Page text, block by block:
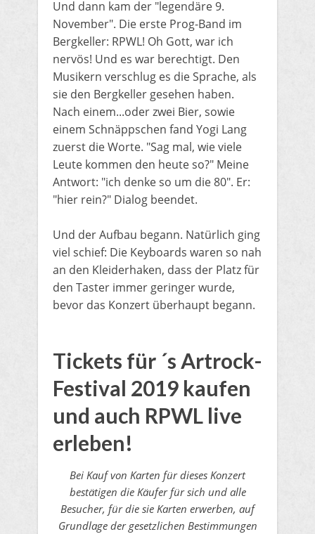
​Und dann kam der "legendäre 9.
November". Die erste Prog-Band im
Bergkeller: RPWL! Oh Gott, war ich
nervös! Und es war berechtigt. Den
Musikern verschlug es die Sprache, als
sie den Bergkeller gesehen haben.
Nach einem...oder zwei Bier, sowie
einem Schnäppschen fand Yogi Lang
zuerst die Worte. "​Sag mal, wie viele
Leute kommen den heute so?" Meine
Antwort: "ich denke so um die 80". Er:
"hier rein?" Dialog beendet.
​Und der Aufbau begann. Natürlich ging
viel schief: Die Keyboards waren so nah
an den Kleiderhaken, dass der Platz für
den Taster immer geringer wurde,
bevor das Konzert überhaupt begann.
Tickets für ´s Artrock-
Festival 2019 kaufen
und auch RPWL live
erleben!
Bei Kauf von Karten für dieses Konzert
bestätigen die Käufer für sich und alle
Besucher, für die sie Karten erwerben, auf
Grundlage der gesetzlichen Bestimmungen